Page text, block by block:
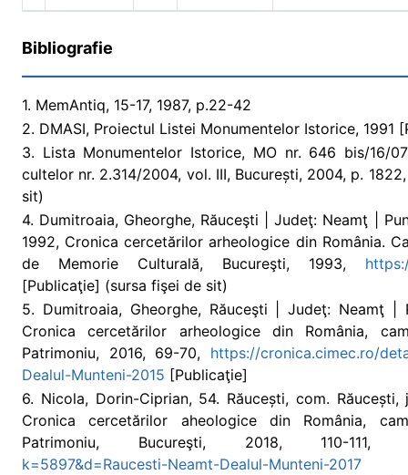
Bibliografie
1. MemAntiq, 15-17, 1987, p.22-42
2. DMASI, Proiectul Listei Monumentelor Istorice, 1991
3. Lista Monumentelor Istorice, MO nr. 646 bis/16/
cultelor nr. 2.314/2004, vol. III, București, 2004, p.
sit)
4. Dumitroaia, Gheorghe, Răuceşti | Judeţ: Neamţ |
1992, Cronica cercetărilor arheologice din România.
de Memorie Culturală, Bucureşti, 1993,
[Publicaţie] (sursa fişei de sit)
5. Dumitroaia, Gheorghe, Răuceşti | Judeţ: Neamţ |
Cronica cercetărilor arheologice din România,
Patrimoniu, 2016, 69-70, https://cronica.cimec.ro/
Dealul-Munteni-2015 [Publicaţie]
6. Nicola, Dorin-Ciprian, 54. Răucești, com.
Cronica cercetărilor aheologice din România,
Patrimoniu, Bucureşti, 2018, 110-
k=5897&d=Raucesti-Neamt-Dealul-Munteni-2017